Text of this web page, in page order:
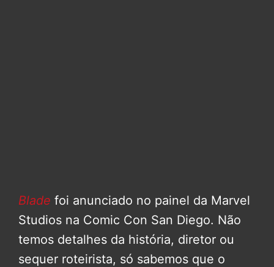
Blade foi anunciado no painel da Marvel
Studios na Comic Con San Diego. Não
temos detalhes da história, diretor ou
sequer roteirista, só sabemos que o